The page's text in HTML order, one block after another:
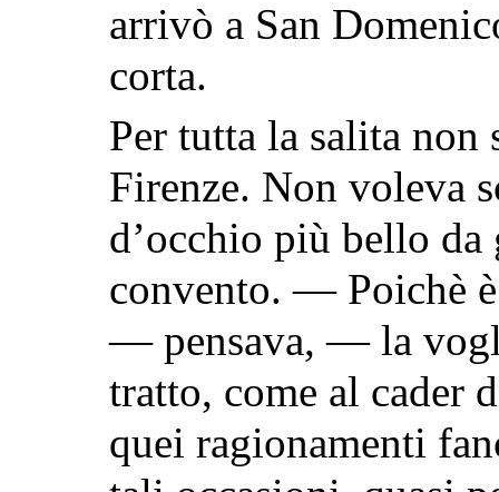
arrivò a San
corta.
Per tutta la salita
Firenze. Non voleva
d’occhio più bello
convento. — Poichè
— pensava, — la
tratto, come al cader
quei ragionamenti